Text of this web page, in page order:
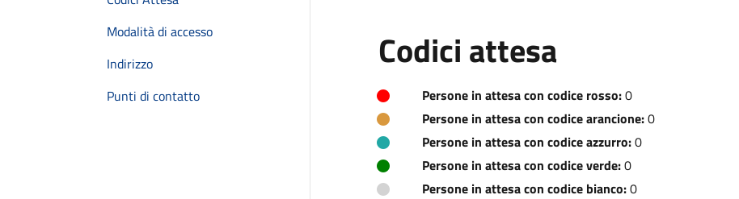
Modalità di accesso
Indirizzo
Punti di contatto
Codici attesa
Persone in attesa con codice rosso:0
Persone in attesa con codice arancione:0
Persone in attesa con codice azzurro:0
Persone in attesa con codice verde:0
Persone in attesa con codice bianco:0